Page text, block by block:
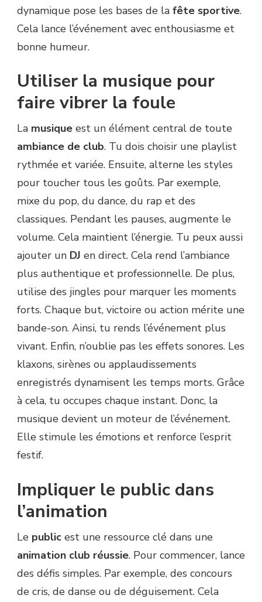
dynamique pose les bases de la fête sportive.
Cela lance l’événement avec enthousiasme et
bonne humeur.
Utiliser la musique pour
faire vibrer la foule
La musique est un élément central de toute
ambiance de club. Tu dois choisir une playlist
rythmée et variée. Ensuite, alterne les styles
pour toucher tous les goûts. Par exemple,
mixe du pop, du dance, du rap et des
classiques. Pendant les pauses, augmente le
volume. Cela maintient l’énergie. Tu peux aussi
ajouter un DJ en direct. Cela rend l’ambiance
plus authentique et professionnelle. De plus,
utilise des jingles pour marquer les moments
forts. Chaque but, victoire ou action mérite une
bande-son. Ainsi, tu rends l’événement plus
vivant. Enfin, n’oublie pas les effets sonores. Les
klaxons, sirènes ou applaudissements
enregistrés dynamisent les temps morts. Grâce
à cela, tu occupes chaque instant. Donc, la
musique devient un moteur de l’événement.
Elle stimule les émotions et renforce l’esprit
festif.
Impliquer le public dans
l’animation
Le public est une ressource clé dans une
animation club réussie. Pour commencer, lance
des défis simples. Par exemple, des concours
de cris, de danse ou de déguisement. Cela